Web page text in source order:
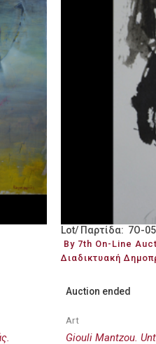
Lot/ Παρτίδα: 7O-
By 7th On-Line
Διαδικτυακή
Auction ended
Art
Giouli Mantzou.